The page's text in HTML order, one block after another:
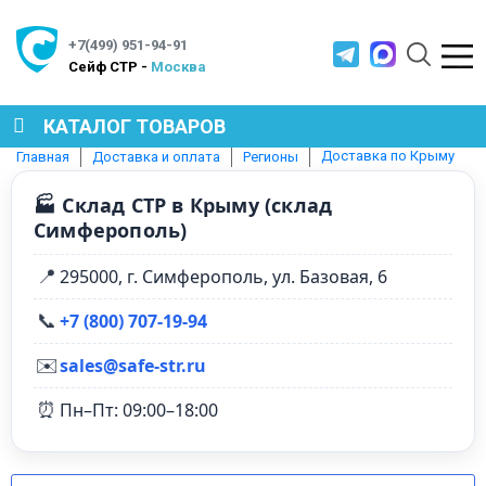
+7(499) 951-94-91
Cейф СТР - Москва
КАТАЛОГ ТОВАРОВ
ПРОИЗВОДСТВЕННАЯ МЕБЕЛЬ
Главная Доставка и оплата Регионы Доставка по Крыму
🏭 Склад СТР в Крыму (склад
Симферополь)
📍 295000, г. Симферополь, ул. Базовая, 6
📞 +7 (800) 707‑19‑94
✉️sales@safe-str.ru
⏰ Пн–Пт: 09:00–18:00